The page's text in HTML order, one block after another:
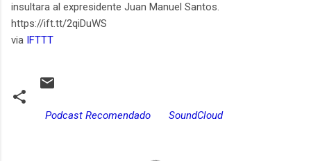
insultara al expresidente Juan Manuel Santos.
https://ift.tt/2qiDuWS
via IFTTT
Podcast Recomendado SoundCloud